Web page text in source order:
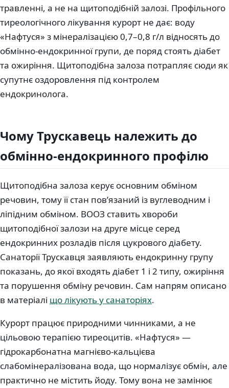
травленні, а не на щитоподібній залозі. Профільного
тиреологічного лікування курорт не дає: воду
«Нафтуся» з мінералізацією 0,7–0,8 г/л відносять до
обмінно-ендокринної групи, де поряд стоять діабет
та ожиріння. Щитоподібна залоза потрапляє сюди як
супутнє оздоровлення під контролем
ендокринолога.
Чому Трускавець належить до
обмінно-ендокринного профілю
Щитоподібна залоза керує основним обміном
речовин, тому її стан повʼязаний із вуглеводним і
ліпідним обміном. ВООЗ ставить хвороби
щитоподібної залози на друге місце серед
ендокринних розладів після цукрового діабету.
Санаторії Трускавця заявляють ендокринну групу
показань, до якої входять діабет 1 і 2 типу, ожиріння
та порушення обміну речовин. Сам напрям описано
в матеріалі що лікують у санаторіях.
Курорт працює природними чинниками, а не
цільовою терапією тиреоцитів. «Нафтуся» —
гідрокарбонатна магнієво-кальцієва
слабомінералізована вода, що нормалізує обмін, але
практично не містить йоду. Тому вона не замінює